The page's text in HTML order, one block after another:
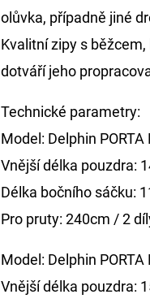
olůvka, případně jiné
Kvalitní zipy s
dotváří jeho
Technické parametry:
Model: Delphin PORTA
Vnější délka pouzdra:
Délka bočního sáčku:
Pro pruty: 240cm / 2
Model: Delphin PORTA
Vnější délka pouzdra: